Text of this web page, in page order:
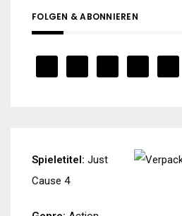
FOLGEN & ABONNIEREN
Spieletitel: Just
Cause 4